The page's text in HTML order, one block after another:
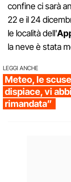
confine ci sarà
22 e il 24
le località dell'
la neve è stata
LEGGI ANCHE
Meteo, le
dispiace, vi
rimandata”